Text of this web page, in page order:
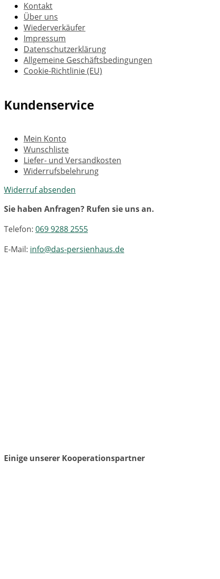
Kontakt
Über uns
Wiederverkäufer
Impressum
Datenschutzerklärung
Allgemeine Geschäftsbedingungen
Cookie-Richtlinie (EU)
Kundenservice
Mein Konto
Wunschliste
Liefer- und Versandkosten
Widerrufsbelehrung
Widerruf absenden
Sie haben Anfragen? Rufen sie uns an.
Telefon: 069 9288 2555
E-Mail: info@das-persienhaus.de
Einige unserer Kooperationspartner